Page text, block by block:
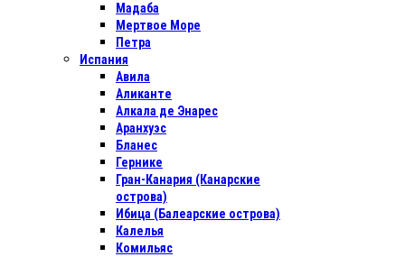
Мадаба
Мертвое Море
Петра
Испания
Авила
Аликанте
Алкала де Энарес
Аранхуэс
Бланес
Гернике
Гран-Канария (Канарские
острова)
Ибица (Балеарские острова)
Калелья
Комильяс